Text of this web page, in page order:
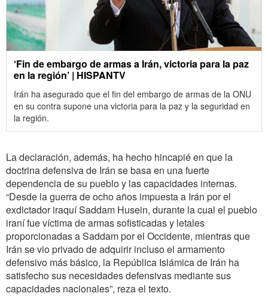
‘Fin de embargo de armas a Irán, victoria para la paz
en la región’ | HISPANTV
Irán ha asegurado que el fin del embargo de armas de la ONU
en su contra supone una victoria para la paz y la seguridad en
la región.
La declaración, además, ha hecho hincapié en que la
doctrina defensiva de Irán se basa en una fuerte
dependencia de su pueblo y las capacidades internas.
“Desde la guerra de ocho años impuesta a Irán por el
exdictador iraquí Saddam Husein, durante la cual el pueblo
iraní fue víctima de armas sofisticadas y letales
proporcionadas a Saddam por el Occidente, mientras que
Irán se vio privado de adquirir incluso el armamento
defensivo más básico, la República Islámica de Irán ha
satisfecho sus necesidades defensivas mediante sus
capacidades nacionales”, reza el texto.